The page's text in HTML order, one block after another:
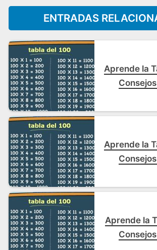
ENTRADAS
Aprende la
Aprende la
Aprende la